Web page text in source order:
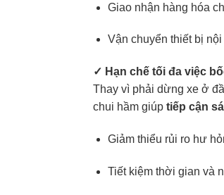
Giao nhận hàng hóa
Vận chuyển thiết bị
✓ Hạn chế tối đa việc
Thay vì phải dừng xe ở
chui hầm giúp tiếp cận
Giảm thiểu rủi ro hư
Tiết kiệm thời gian và